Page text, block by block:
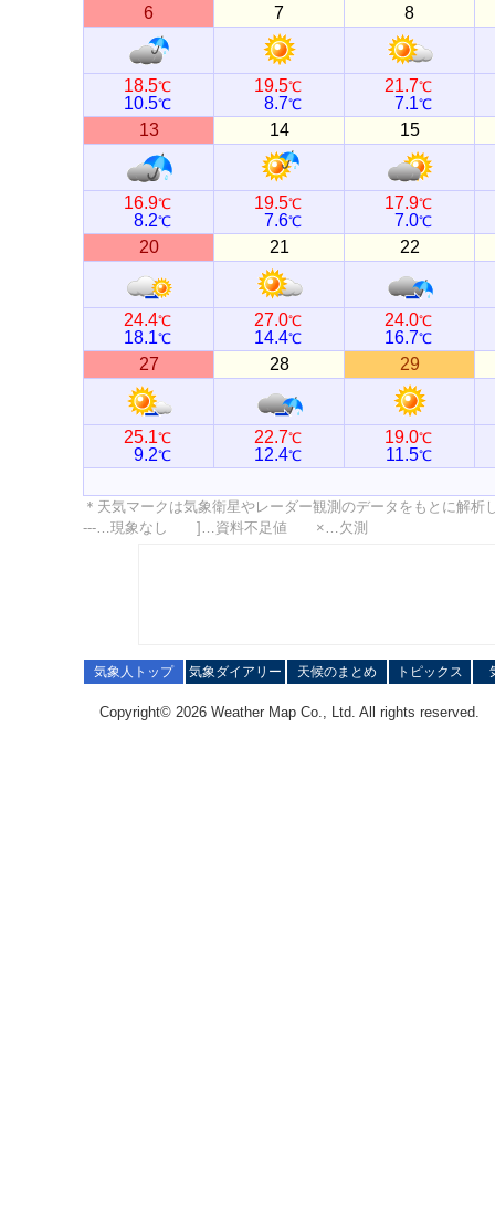
6 7 8
18.5℃
10.5℃
19.5℃
8.7℃
21.7℃
7.1℃
13 14 15
16.9℃
8.2℃
19.5℃
7.6℃
17.9℃
7.0℃
20 21 22
24.4℃
18.1℃
27.0℃
14.4℃
24.0℃
16.7℃
27 28 29
25.1℃
9.2℃
22.7℃
12.4℃
19.0℃
11.5℃
＊天気マークは気象衛星やレーダー観測のデータをもとに解
---…現象なし ]…資料不足値 ×…欠測
気象人トップ 気象ダイアリー 天候のまとめ トピックス
Copyright© 2026 Weather Map Co., Ltd. All rights reserved.